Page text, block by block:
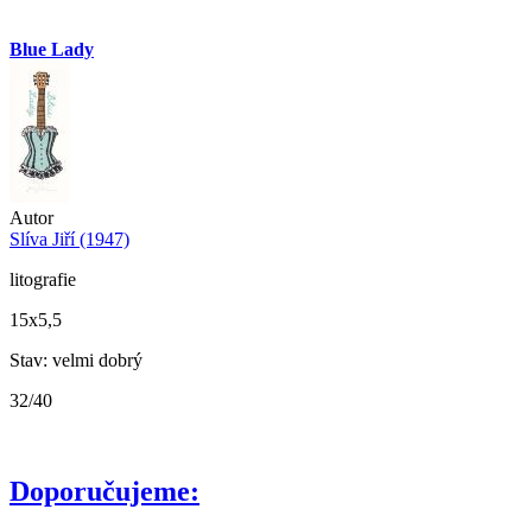
Blue Lady
Autor
Slíva Jiří (1947)
litografie
15x5,5
Stav: velmi dobrý
32/40
Doporučujeme: